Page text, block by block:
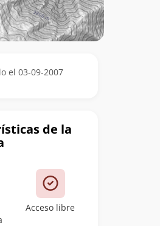
el 03-09-2007
de la
Acceso libre